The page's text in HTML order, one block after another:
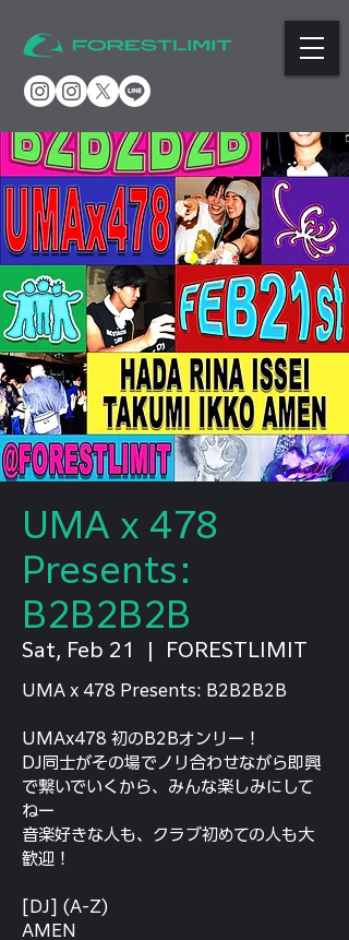
UMA x 478
Presents:
B2B2B2B
Sat, Feb 21 FORESTLIMIT
UMA x 478 Presents: B2B2B2B
UMAx478 初のB2Bオンリー！
DJ同士がその場でノリ合わせながら即興
で繋いでいくから、みんな楽しみにして
ねー
音楽好きな人も、クラブ初めての人も大
歓迎！
[DJ] (A-Z)
AMEN